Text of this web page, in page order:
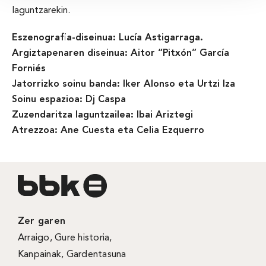
laguntzarekin.
Eszenografia-diseinua: Lucía Astigarraga.
Argiztapenaren diseinua: Aitor “Pitxón” García
Forniés
Jatorrizko soinu banda: Iker Alonso eta Urtzi Iza
Soinu espazioa: Dj Caspa
Zuzendaritza laguntzailea: Ibai Ariztegi
Atrezzoa: Ane Cuesta eta Celia Ezquerro
Zer garen
Arraigo,Gure historia,
Kanpainak, Gardentasuna